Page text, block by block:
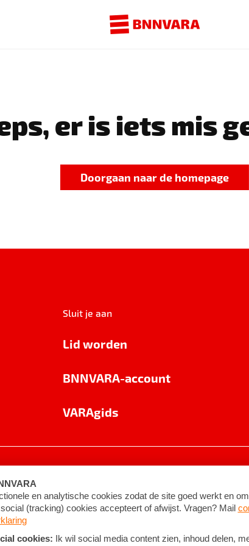
er is iets mis
Doorgaan naar de homepage
Sluit je aan
Lid worden
BNNVARA-account
VARAgids
voorwaarden ©2026BNNVARA